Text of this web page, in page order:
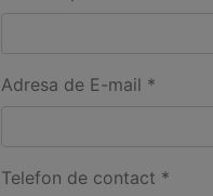
Adresa de E-mail *
Telefon de contact *